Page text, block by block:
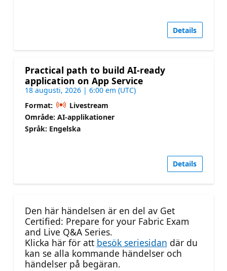
Details
Practical path to build AI-ready
application on App Service
18 augusti, 2026 | 6:00 em (UTC)
Format:
Livestream
Område: AI-applikationer
Språk: Engelska
Details
Den här händelsen är en del av Get
Certified: Prepare for your Fabric Exam
and Live Q&A Series.
Klicka här för att besök seriesidan där du
kan se alla kommande händelser och
händelser på begäran.